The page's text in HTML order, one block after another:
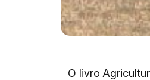
O livro